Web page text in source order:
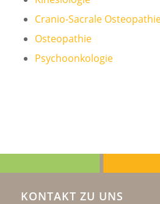
Cranio-Sacrale
Osteopathie
Psychoonkologie
KONTAKT ZU UNS